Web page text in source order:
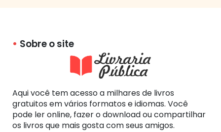
Sobre o site
Aqui você tem acesso a milhares de livros
gratuitos em vários formatos e idiomas. Você
pode ler online, fazer o download ou compartilhar
os livros que mais gosta com seus amigos.